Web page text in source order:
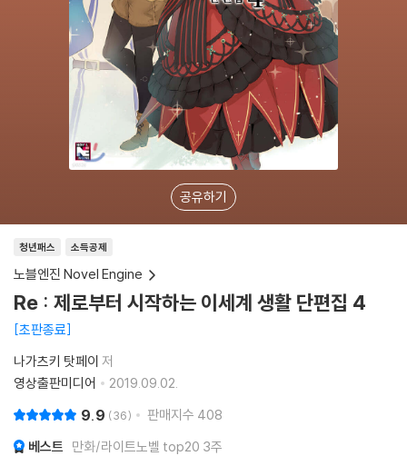
공유하기
소득공제
청년패스
노블엔진 Novel Engine
Re : 제로부터 시작하는 이세계 생활 단편집 4
초판종료
나가츠키 탓페이 저
영상출판미디어
2019.09.02.
9.9 36 판매지수 408
베스트 만화/라이트노벨 top20 3주